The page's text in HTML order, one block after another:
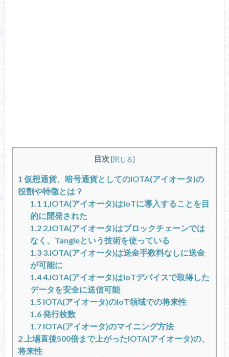
目次 [閉じる]
1 仮想通貨、暗号通貨としてのIOTA(アイオータ)の
役割や特徴とは？
1.1 1,IOTA(アイオータ)はIoTに導入することを目
的に開発された
1.22.IOTA(アイオータ)はブロックチェーンでは
なく、Tangleという技術を使っている
1.33.IOTA(アイオータ)は送金手数料なしに送金
が可能に
1.44.IOTA(アイオータ)はIoTデバイスで取得した
データを安全に送信可能
1.5 IOTA(アイオータ)のIoT領域での将来性
1.6発行枚数
1.7IOTA(アイオータ)のマイニング方法
2上場直後500倍まで上がったIOTA(アイオータ)の、
将来性